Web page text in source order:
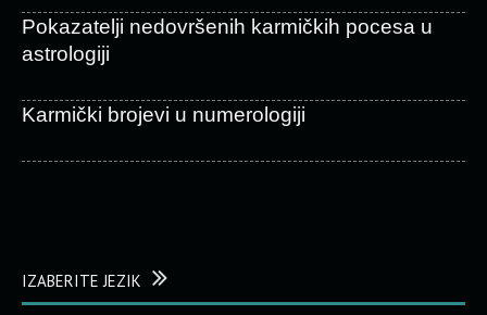
Pokazatelji nedovršenih karmičkih pocesa u
astrologiji
Karmički brojevi u numerologiji
IZABERITE JEZIK